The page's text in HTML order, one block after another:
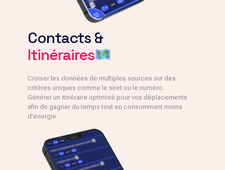
Contacts &
Itinéraires
Croiser les données de multiples sources sur des
critères uniques comme le siret ou le numéro.
Générer un itinéraire optimisé pour vos déplacements
afin de gagner du temps tout en consommant moins
d'énergie.